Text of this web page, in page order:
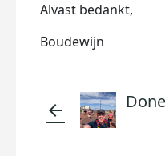
Alvast bedankt,
Boudewijn
arrow_back